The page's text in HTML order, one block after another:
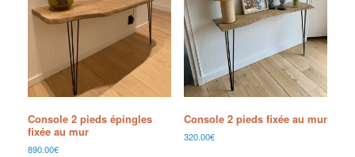
Console 2 pieds épingles
fixée au mur
890.00€
Console 2 pieds fixée au mur
320.00€